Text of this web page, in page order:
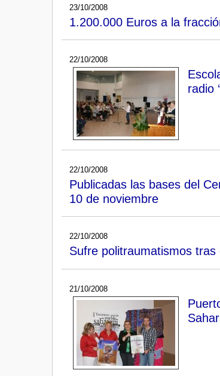
23/10/2008
1.200.000 Euros a la
22/10/2008
radio
22/10/2008
Publicadas las bases del
10 de noviembre
22/10/2008
Sufre politraumatismos
21/10/2008